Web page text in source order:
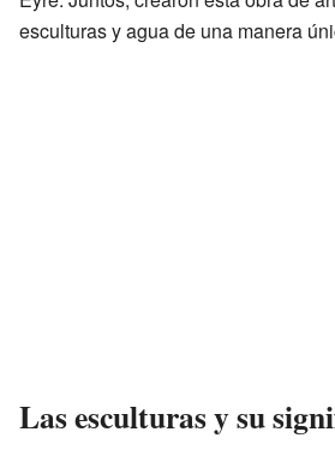
esculturas y agua de una manera
Las esculturas y su